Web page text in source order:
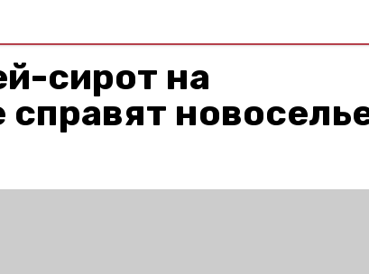
сирот на
справят